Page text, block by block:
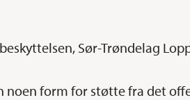
Sør-Trøndelag
form for støtte fra det